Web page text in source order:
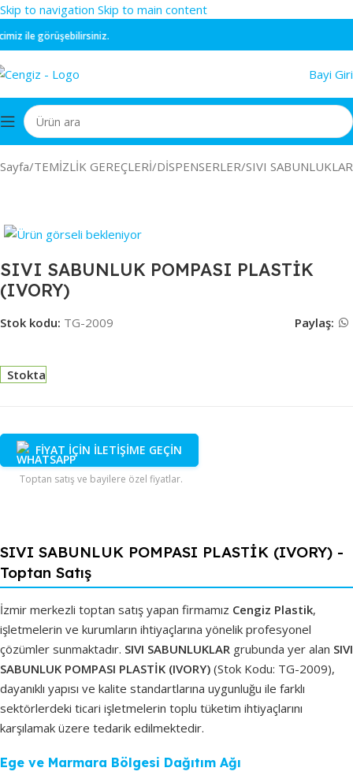
Skip to navigation Skip to main content
ile görüşebilirsiniz.
Bayi
/TEMİZLİK GEREÇLERİ/DİSPENSERLER/SIVI SABUNLUKLAR
SIVI SABUNLUK POMPASI PLASTİK
(IVORY)
Stok kodu: TG-2009 Paylaş:
Stokta
FİYAT İÇİN İLETİŞİME GEÇİN
Toptan satış ve bayilere özel fiyatlar.
SIVI SABUNLUK POMPASI PLASTİK (IVORY) -
Toptan Satış
İzmir merkezli toptan satış yapan firmamız Cengiz Plastik,
işletmelerin ve kurumların ihtiyaçlarına yönelik profesyonel
çözümler sunmaktadır. SIVI SABUNLUKLAR grubunda yer alan SIVI
SABUNLUK POMPASI PLASTİK (IVORY) (Stok Kodu: TG-2009),
dayanıklı yapısı ve kalite standartlarına uygunluğu ile farklı
sektörlerdeki ticari işletmelerin toplu tüketim ihtiyaçlarını
karşılamak üzere tedarik edilmektedir.
Ege ve Marmara Bölgesi Dağıtım Ağı